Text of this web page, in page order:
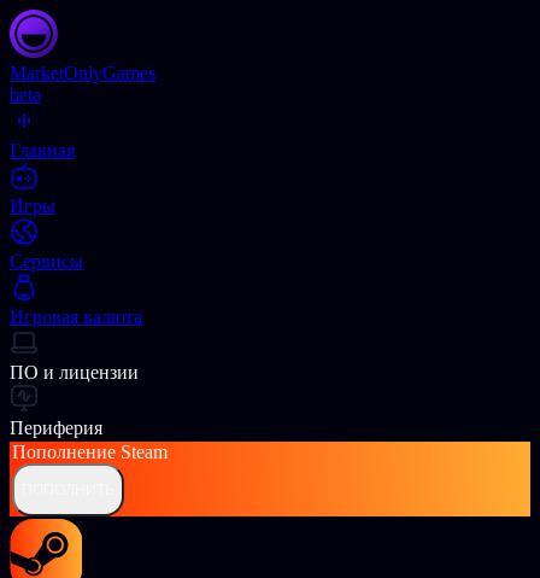
MarketOnlyGames
beta
Главная
Игры
Сервисы
Игровая валюта
ПО и лицензии
Периферия
Пополнение Steam